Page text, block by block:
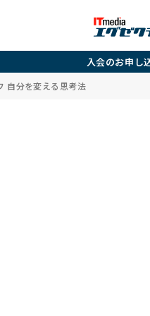
入会のお申し
自分を変える思考法